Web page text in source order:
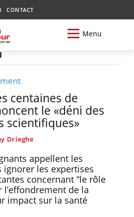
CONTACT
Menu
centaines de
le «déni des
scientifiques»
Drieghe
appellent les
ignorer les expertises
concernant “le rôle
l’effondrement de la
impact sur la santé